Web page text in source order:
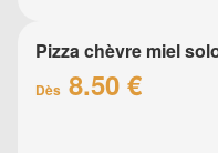
Pizza chèvre miel
Dès 8.50 €